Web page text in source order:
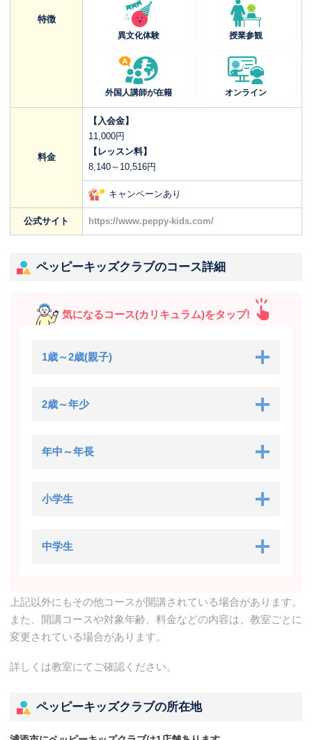
特徴
異文化体験 授業参観
外国人講師が在籍 オンライン
料金
【入会金】
11,000円
【レッスン料】
8,140～10,516円
キャンペーンあり
公式サイト https://www.peppy-kids.com/
ペッピーキッズクラブのコース詳細
気になるコース(カリキュラム)をタップ!
1歳～2歳(親子)
2歳～年少
年中～年長
小学生
中学生
上記以外にもその他コースが開講されている場合があります。
また、開講コースや対象年齢、料金などの内容は、教室ごとに
変更されている場合があります。
詳しくは教室にてご確認ください。
ペッピーキッズクラブの所在地